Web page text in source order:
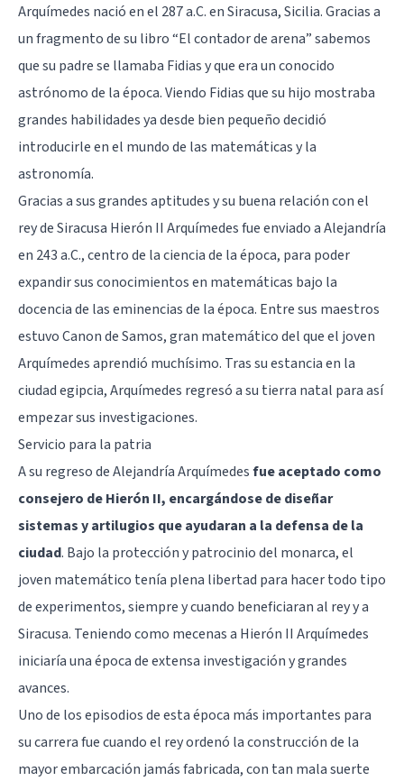
Arquímedes nació en el 287 a.C. en Siracusa, Sicilia. Gracias a
un fragmento de su libro “El contador de arena” sabemos
que su padre se llamaba Fidias y que era un conocido
astrónomo de la época. Viendo Fidias que su hijo mostraba
grandes habilidades ya desde bien pequeño decidió
introducirle en el mundo de las matemáticas y la
astronomía.
Gracias a sus grandes aptitudes y su buena relación con el
rey de Siracusa Hierón II Arquímedes fue enviado a Alejandría
en 243 a.C., centro de la ciencia de la época, para poder
expandir sus conocimientos en matemáticas bajo la
docencia de las eminencias de la época. Entre sus maestros
estuvo Canon de Samos, gran matemático del que el joven
Arquímedes aprendió muchísimo. Tras su estancia en la
ciudad egipcia, Arquímedes regresó a su tierra natal para así
empezar sus investigaciones.
Servicio para la patria
A su regreso de Alejandría Arquímedesfue aceptado como
consejero de Hierón II, encargándose de diseñar
sistemas y artilugios que ayudaran a la defensa de la
ciudad. Bajo la protección y patrocinio del monarca, el
joven matemático tenía plena libertad para hacer todo tipo
de experimentos, siempre y cuando beneficiaran al rey y a
Siracusa. Teniendo como mecenas a Hierón II Arquímedes
iniciaría una época de extensa investigación y grandes
avances.
Uno de los episodios de esta época más importantes para
su carrera fue cuando el rey ordenó la construcción de la
mayor embarcación jamás fabricada, con tan mala suerte